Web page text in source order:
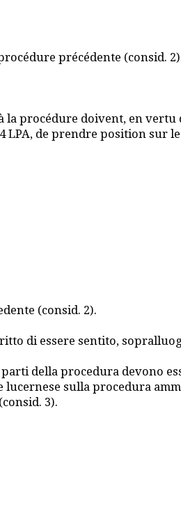
précédente (consid.
procédure doivent, en vertu
LPA, de prendre position sur
(consid. 2).
di essere sentito,
della procedura devono
sulla procedura
3).